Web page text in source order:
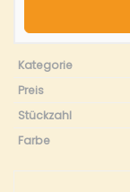
Kategorie
Preis
Stückzahl
Farbe